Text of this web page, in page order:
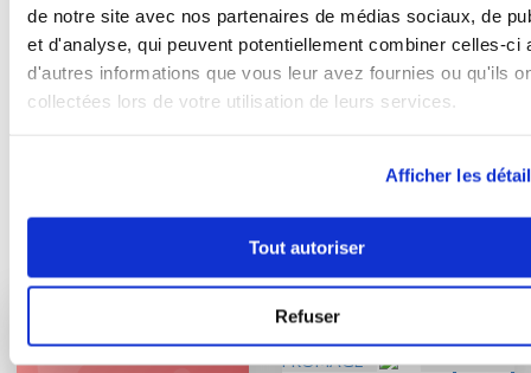
de notre site avec nos partenaires de médias sociaux, de
et d'analyse, qui peuvent potentiellement combiner celles-ci
d'autres informations que vous leur avez fournies ou qu'ils
collectées lors de votre utilisation de leurs services.
Afficher les
Tout autoriser
Refuser
6 Mode turbo
Bon appétit !
Vous aimerez aussi ...